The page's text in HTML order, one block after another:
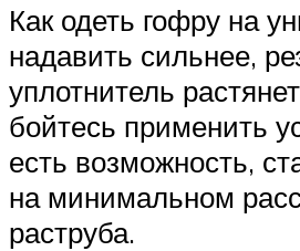
Как одеть гофру на
надавить сильнее,
уплотнитель
бойтесь применить
есть возможность,
на минимальном
раструба.